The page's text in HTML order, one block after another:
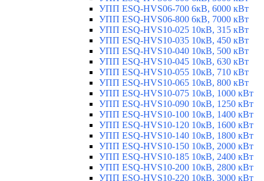
УПП ESQ-HVS06-700 6кВ, 6000 кВт
УПП ESQ-HVS06-800 6кВ, 7000 кВт
УПП ESQ-HVS10-025 10кВ, 315 кВт
УПП ESQ-HVS10-035 10кВ, 450 кВт
УПП ESQ-HVS10-040 10кВ, 500 кВт
УПП ESQ-HVS10-045 10кВ, 630 кВт
УПП ESQ-HVS10-055 10кВ, 710 кВт
УПП ESQ-HVS10-065 10кВ, 800 кВт
УПП ESQ-HVS10-075 10кВ, 1000 кВт
УПП ESQ-HVS10-090 10кВ, 1250 кВт
УПП ESQ-HVS10-100 10кВ, 1400 кВт
УПП ESQ-HVS10-120 10кВ, 1600 кВт
УПП ESQ-HVS10-140 10кВ, 1800 кВт
УПП ESQ-HVS10-150 10кВ, 2000 кВт
УПП ESQ-HVS10-185 10кВ, 2400 кВт
УПП ESQ-HVS10-200 10кВ, 2800 кВт
УПП ESQ-HVS10-220 10кВ, 3000 кВт